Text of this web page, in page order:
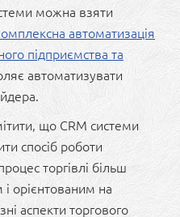
можна взяти
автоматизація
підприємства та
автоматизувати
що CRM системи
спосіб роботи
торгівлі більш
орієнтованим на
аспекти торгового